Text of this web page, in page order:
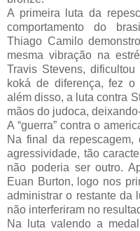
A primeira luta da
comportamento do
Thiago Camilo
mesma vibração na
Travis Stevens,
koká de diferença, fez o
além disso, a luta contra
mãos do judoca,
A “guerra” contra o
Na final da
agressividade, tão
não poderia ser outro.
Euan Burton, logo nos
administrar o restante da
não interferiram no
Na luta valendo a